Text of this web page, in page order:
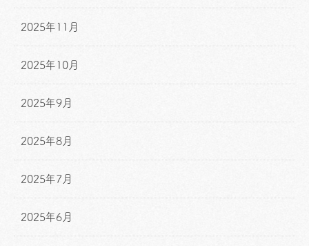
2025年11月
2025年10月
2025年9月
2025年8月
2025年7月
2025年6月